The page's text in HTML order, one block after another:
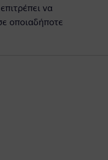
να
οποιαδήποτε